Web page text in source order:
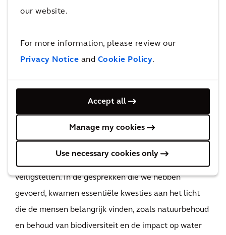
our website.
For more information, please review our
Privacy Notice and Cookie Policy.
Accept all
Manage my cookies
Use necessary cookies only
belangrijk deel van de energietransitie voor
Duitsland op een manier die gunstig is voor alle
Door deze nieuwe benadering van
projectontwikkeling en het gebruik van technologie
om op efficiënte wijze de gevoelens van
veiligstellen. In de gesprekken die we hebben
gevoerd, kwamen essentiële kwesties aan het licht
die de mensen belangrijk vinden, zoals natuurbehoud
en behoud van biodiversiteit en de impact op water